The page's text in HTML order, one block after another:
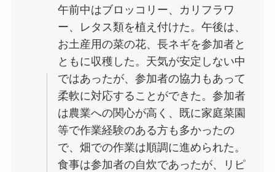
午前中はブロッコリー、カリフラワ
ー、レタス類を植え付けた。午後は、
お土産用の菜の花、長ネギを参加者と
ともに収穫した。天気が安定しない中
ではあったが、参加者の協力もあって
柔軟に対応することができた。参加者
は農業への関心が高く、既に家庭菜園
等で作業経験のある方も多かったの
で、畑での作業は順調に進められた。
食事は参加者の自炊であったが、リピ